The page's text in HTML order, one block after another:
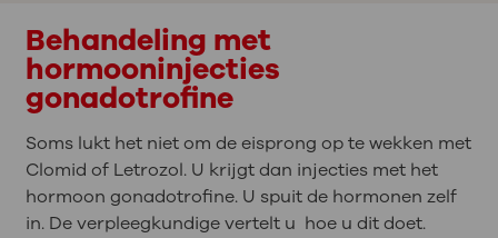
Behandeling met
hormooninjecties
gonadotrofine
Soms lukt het niet om de eisprong op te wekken met
Clomid of Letrozol. U krijgt dan injecties met het
hormoon gonadotrofine. U spuit de hormonen zelf
in. De verpleegkundige vertelt u hoe u dit doet.